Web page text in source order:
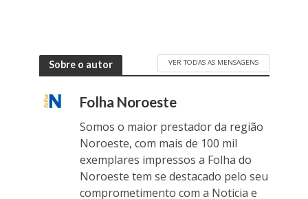
Sobre o autor VER TODAS AS MENSAGENS
Folha Noroeste
Somos o maior prestador da região
Noroeste, com mais de 100 mil
exemplares impressos a Folha do
Noroeste tem se destacado pelo seu
comprometimento com a Noticia e